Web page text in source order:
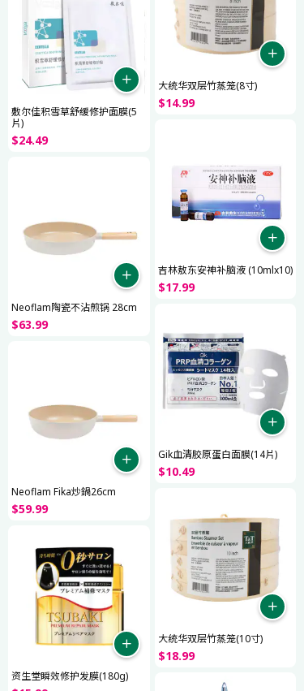
大统华双层竹蒸笼(8寸)
$14.99
敷尔佳积雪草舒缓修护面膜(5
片)
$24.49
吉林敖东安神补脑液 (10mlx10)
$17.99
Neoflam陶瓷不沾煎锅 28cm
$63.99
Gik血清胶原蛋白面膜(14片)
$10.49
Neoflam Fika炒鍋26cm
$59.99
大统华双层竹蒸笼(10寸)
$18.99
资生堂瞬效修护发膜(180g)